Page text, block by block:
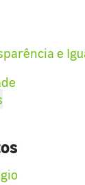
e